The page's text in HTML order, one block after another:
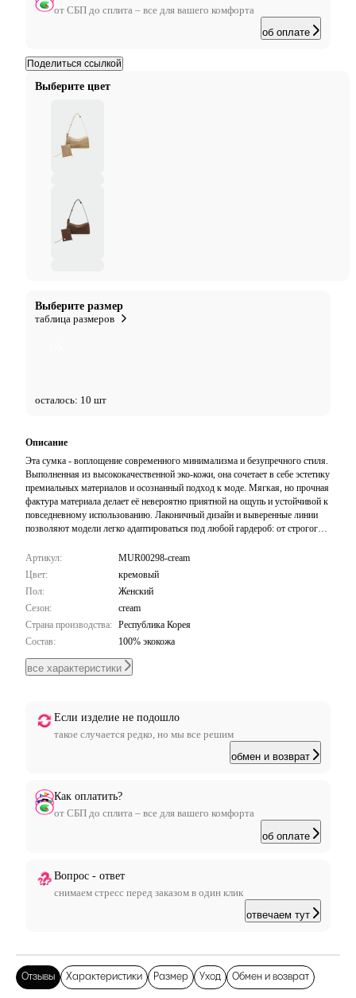
Выберите цвет
Выберите размер
таблица размеров
осталось: 10 шт
от СБП до сплита – все для вашего комфорта
об оплате
Поделиться ссылкой
Описание
Эта сумка - воплощение современного минимализма и безупречного стиля.
Выполненная из высококачественной эко-кожи, она сочетает в себе эстетику
премиальных материалов и осознанный подход к моде. Мягкая, но прочная
фактура материала делает её невероятно приятной на ощупь и устойчивой к
повседневному использованию. Лаконичный дизайн и выверенные линии
позволяют модели легко адаптироваться под любой гардероб: от строгого
аксессуар, который не перегружает образ, а ставит в нем элегантную точку,
подчеркивая ваш вкус.
Артикул:
MUR00298-cream
Цвет:
кремовый
Пол:
Женский
Сезон:
cream
Страна производства: Республика Корея
Состав:
100% экокожа
все характеристики
Если изделие не подошло
такое случается редко, но мы все решим
обмен и возврат
Как оплатить?
от СБП до сплита – все для вашего комфорта
об оплате
Вопрос - ответ
снимаем стресс перед заказом в один клик
отвечаем тут
Отзывы Характеристики Размер Уход Обмен и возврат